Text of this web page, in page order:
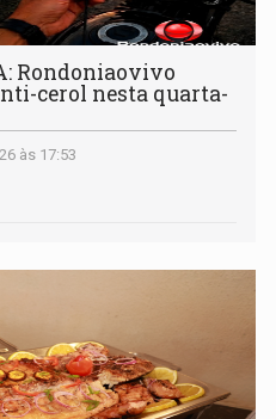
Rondoniaovivo
cerol nesta quarta-
às 17:53